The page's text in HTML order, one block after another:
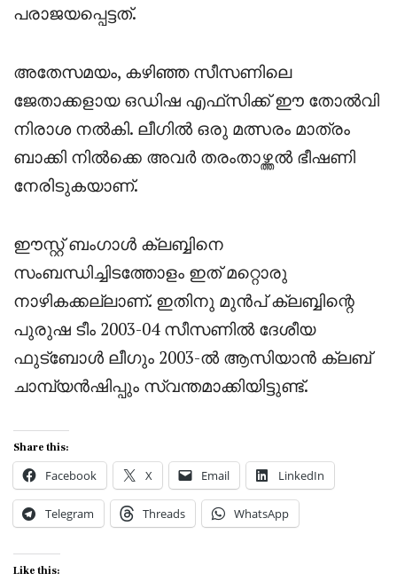
പരാജയപ്പെട്ടത്.
അതേസമയം, കഴിഞ്ഞ സീസണിലെ
ജേതാക്കളായ ഒഡിഷ എഫ്‌സിക്ക് ഈ തോൽവി
നിരാശ നൽകി. ലീഗിൽ ഒരു മത്സരം മാത്രം
ബാക്കി നിൽക്കെ അവർ തരംതാഴ്ത്തൽ ഭീഷണി
നേരിടുകയാണ്.
ഈസ്റ്റ് ബംഗാൾ ക്ലബ്ബിനെ
സംബന്ധിച്ചിടത്തോളം ഇത് മറ്റൊരു
നാഴികക്കല്ലാണ്. ഇതിനു മുൻപ് ക്ലബ്ബിന്റെ
പുരുഷ ടീം 2003-04 സീസണിൽ ദേശീയ
ഫുട്ബോൾ ലീഗും 2003-ൽ ആസിയാൻ ക്ലബ്
ചാമ്പ്യൻഷിപ്പും സ്വന്തമാക്കിയിട്ടുണ്ട്.
Share this:
Facebook X Email LinkedIn
Telegram Threads WhatsApp
Like this: